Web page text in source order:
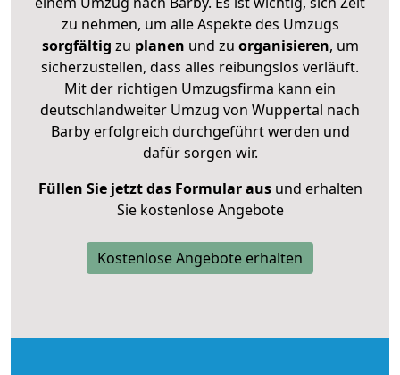
zu nehmen, um alle Aspekte des Umzugs
sorgfältig zu planen und zu organisieren, um
sicherzustellen, dass alles reibungslos verläuft.
Mit der richtigen Umzugsfirma kann ein
deutschlandweiter Umzug von Wuppertal nach
Barby erfolgreich durchgeführt werden und
dafür sorgen wir.
Füllen Sie jetzt das Formular ausund erhalten
Sie kostenlose Angebote
Kostenlose Angebote erhalten